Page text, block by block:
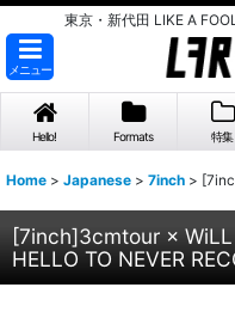
東京・新代田 LIKE A
メニュー
Hello! Formats 特集
Home > Japanese > 7inch >
[7inch]3cmtour ×
HELLO TO NEVER